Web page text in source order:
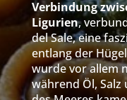
Verbindung
Ligurien,
del Sale, eine
entlang der
wurde vor allem
während Öl, Salz